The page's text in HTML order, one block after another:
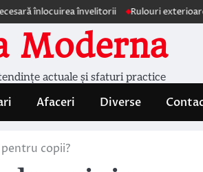
învelitorii Rulouri exterioare
Moderna
actuale și sfaturi practice
Afaceri Diverse
copii?